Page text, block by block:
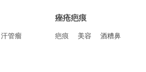
汗管瘤
痤疮疤痕
疤痕 美容 酒糟鼻